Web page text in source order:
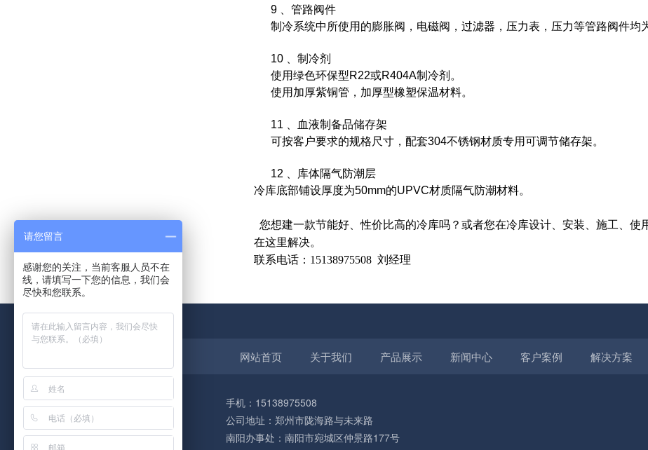
9 、管路阀件
制冷系统中所使用的膨胀阀，电磁阀，过滤器，压力表，压力等管路阀件均
10 、制冷剂
使用绿色环保型R22或R404A制冷剂。
使用加厚紫铜管，加厚型橡塑保温材料。
11 、血液制备品储存架
可按客户要求的规格尺寸，配套304不锈钢材质专用可调节储存架。
12 、库体隔气防潮层
冷库底部铺设厚度为50mm的UPVC材质隔气防潮材料。
您想建一款节能好、性价比高的冷库吗？或者您在冷库设计、安装、施工、
在这里解决。
联系电话：15138975508 刘经理
网站首页 关于我们 产品展示 新闻中心 客户案例 解决方案
手机：15138975508
公司地址：郑州市陇海路与未来路
南阳办事处：南阳市宛城区仲景路177号
请您留言
感谢您的关注，当前客服人员不在
线，请填写一下您的信息，我们会
尽快和您联系。